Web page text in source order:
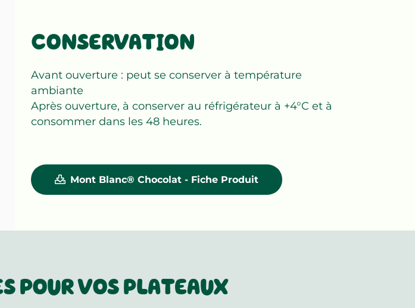
CONSERVATION
Avant ouverture : peut se conserver à température
ambiante
Après ouverture, à conserver au réfrigérateur à +4°C et à
consommer dans les 48 heures.
Mont Blanc® Chocolat - Fiche Produit
POUR VOS PLATEAUX